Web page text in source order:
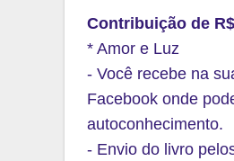
Contribuição de
* Amor e Luz
- Você recebe na
Facebook onde
autoconhecimento.
- Envio do livro